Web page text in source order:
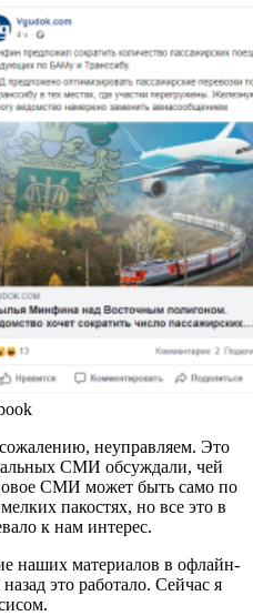
неуправляем. Это
СМИ обсуждали, чей
СМИ может быть само по
пакостях, но все это в
к нам интерес.
наших материалов в офлайн-
это работало. Сейчас я